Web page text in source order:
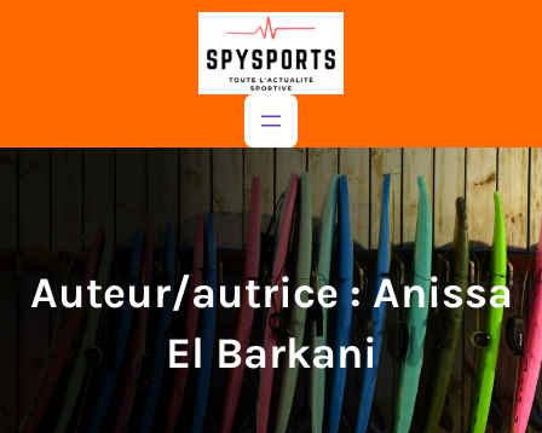
Auteur/autrice :Anissa
El Barkani